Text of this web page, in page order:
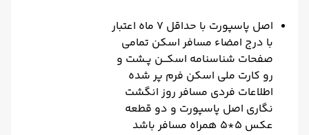
اصل پاسپورت با حداقل 7 ماه اعتبار
با درج امضاء مسافر اسکن تمامی
صفحات شناسنامه اسکـــن پــشت و
رو کارت ملی اسکن فرم پر شده
اطلاعات فردی مسافر روز انگشت
نگاری اصل پاسپورت و دو قطعه
عکس 5*5 همراه مسافر باشد